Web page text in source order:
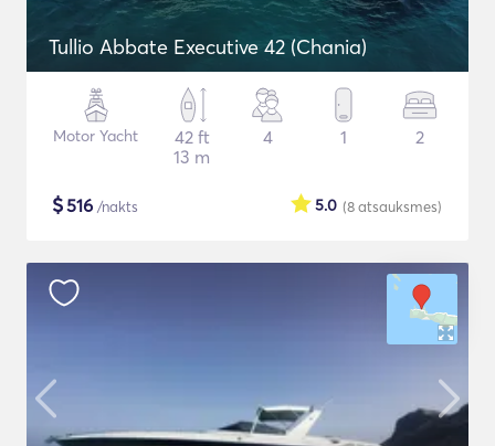
Tullio Abbate Executive 42 (Chania)
Motor Yacht
42 ft
13 m
4 1 2
$516 /nakts (8atsauksmes)
5.0